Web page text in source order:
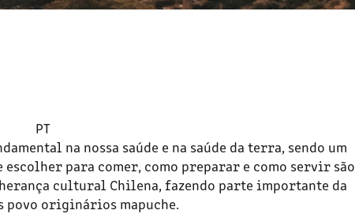
PT
na nossa saúde e na saúde da terra, sendo um
para comer, como preparar e como servir são
cultural Chilena, fazendo parte importante da
povo originários mapuche.